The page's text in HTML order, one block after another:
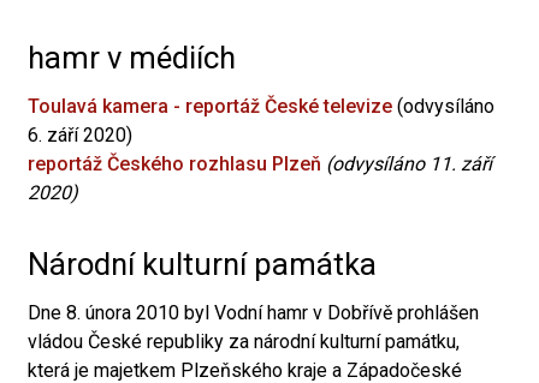
hamr v médiích
Toulavá kamera - reportáž České televize (odvysíláno
6. září 2020)
reportáž Českého rozhlasu Plzeň (odvysíláno 11. září
2020)
Národní kulturní památka
Dne 8. února 2010 byl Vodní hamr v Dobřívě prohlášen
vládou České republiky za národní kulturní památku,
která je majetkem Plzeňského kraje a Západočeské